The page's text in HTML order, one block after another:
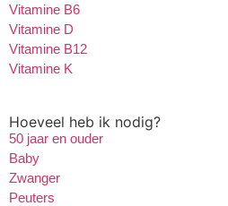
Vitamine B6
Vitamine D
Vitamine B12
Vitamine K
Hoeveel heb ik nodig?
50 jaar en ouder
Baby
Zwanger
Peuters